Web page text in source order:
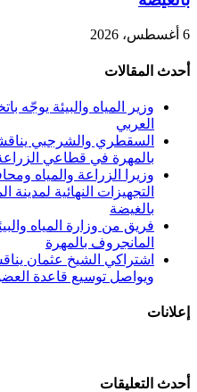
6 أغسطس، 2026
أحدث المقالات
وزير المياه والبيئة يوجّه
العربي
السقطري والشرجبي
بالمهرة في قطاعي
وزيرا الزراعة والمياه
التجهيزات النهائية لمدينة
بالغيضة
فريق من وزارة المياه
المانجروف بالمهرة
اشتراكي الشيخ عثمان
ويواصل توسيع قاعدة
إعلانات
أحدث التعليقات